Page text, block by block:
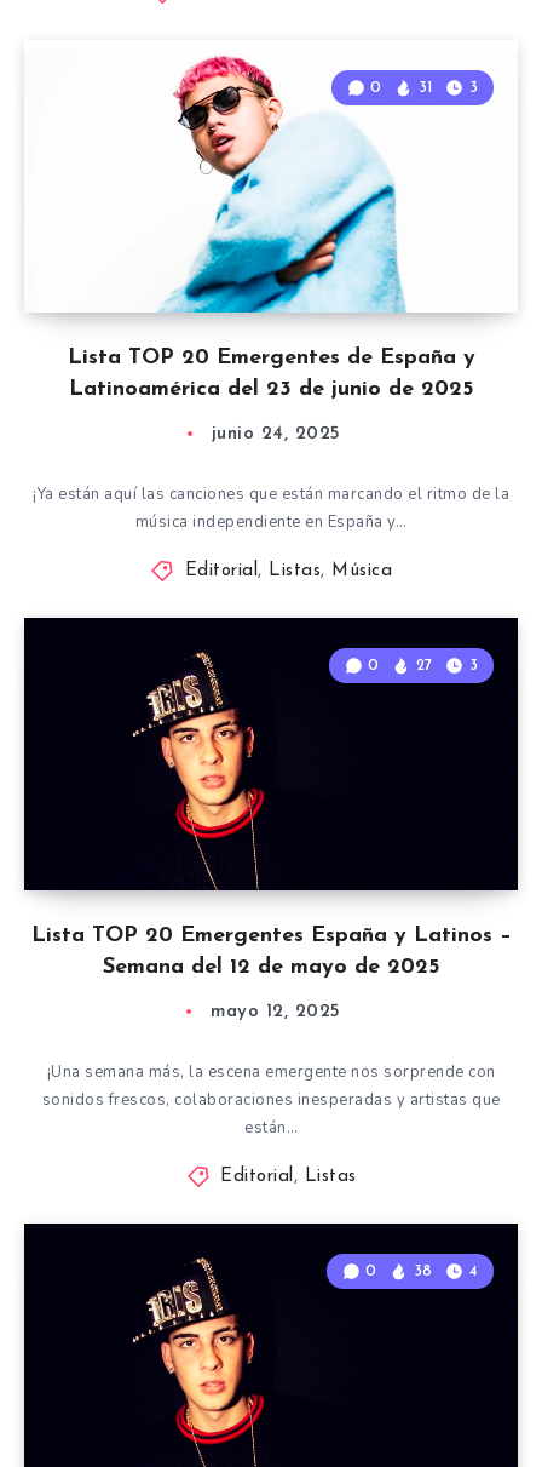
Lista TOP 20 Emergentes de España y
Latinoamérica del 23 de junio de 2025
0 31 3
junio 24, 2025
¡Ya están aquí las canciones que están marcando el ritmo de la
música independiente en España y…
Editorial, Listas, Música
Lista TOP 20 Emergentes España y Latinos –
Semana del 12 de mayo de 2025
0 27 3
mayo 12, 2025
¡Una semana más, la escena emergente nos sorprende con
sonidos frescos, colaboraciones inesperadas y artistas que
están…
Editorial, Listas
0 38 4